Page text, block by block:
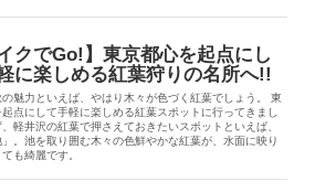
イクでGo!】東京都心を起点にし
に楽しめる紅葉狩りの名所へ!!
の魅力といえば、やはり木々が色づく紅葉でしょう。 東
点にして手軽に楽しめる紅葉スポットに行ってきまし
軽井沢の紅葉で押さえておきたいスポットといえば、
」。池を取り囲む木々の色鮮やかな紅葉が、水面に映り
も綺麗です。